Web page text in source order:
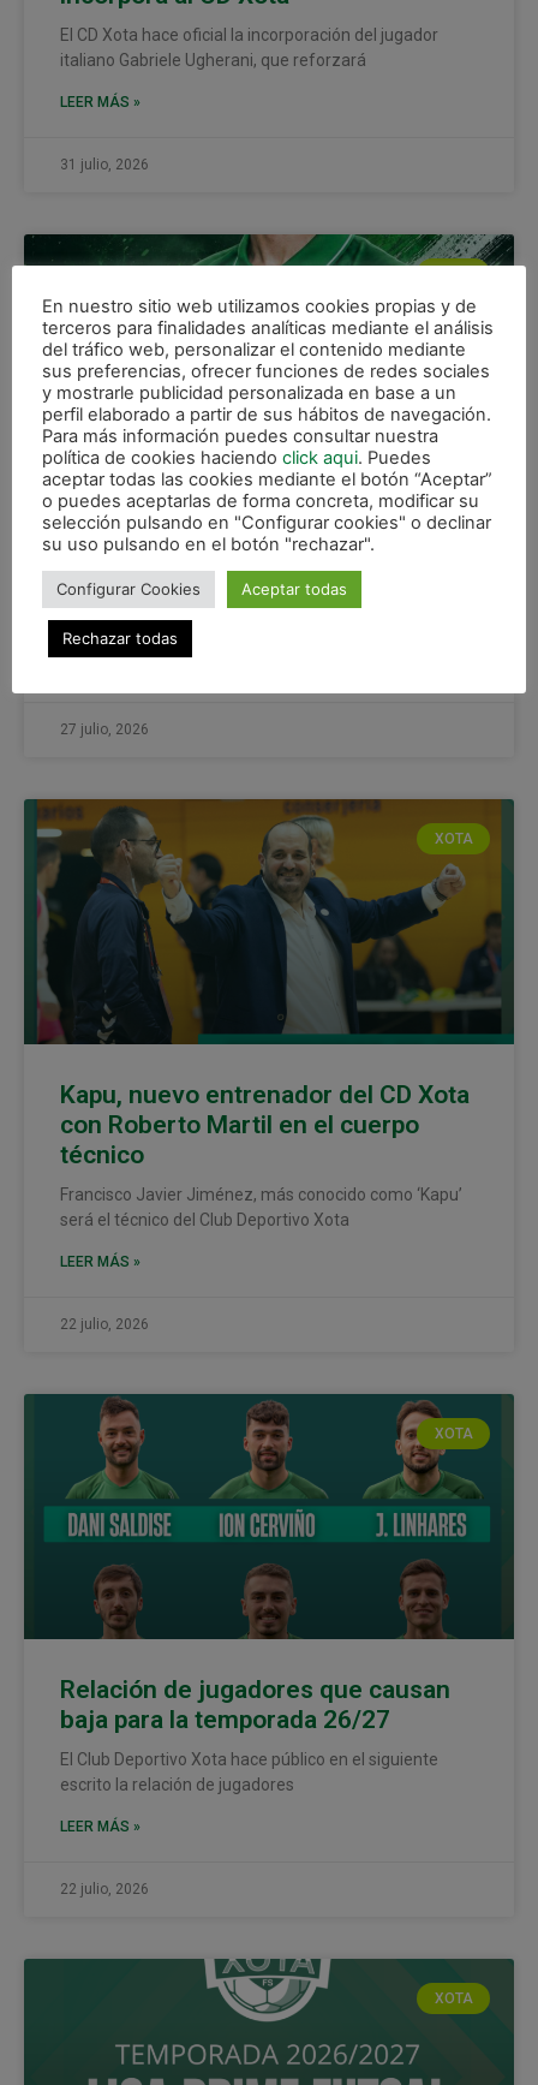
El CD Xota hace oficial la incorporación del jugador
italiano Gabriele Ugherani, que reforzará
LEER MÁS »
31 julio, 2026
Dávid Vatamaniuc, nuevo cierre del
CD Xota
El CD Xota hace oficial la incorporación de Dávid
Vatamaniuc-Bartha, internacional con la selección
27 julio, 2026
XOTA
Kapu, nuevo entrenador del CD Xota
con Roberto Martil en el cuerpo
técnico
Francisco Javier Jiménez, más conocido como ‘Kapu’
será el técnico del Club Deportivo Xota
LEER MÁS »
22 julio, 2026
XOTA
Relación de jugadores que causan
baja para la temporada 26/27
El Club Deportivo Xota hace público en el siguiente
escrito la relación de jugadores
LEER MÁS »
22 julio, 2026
XOTA
En nuestro sitio web utilizamos cookies propias y de
terceros para finalidades analíticas mediante el análisis
del tráfico web, personalizar el contenido mediante
sus preferencias, ofrecer funciones de redes sociales
y mostrarle publicidad personalizada en base a un
perfil elaborado a partir de sus hábitos de navegación.
Para más información puedes consultar nuestra
política de cookies haciendo click aqui. Puedes
aceptar todas las cookies mediante el botón “Aceptar”
o puedes aceptarlas de forma concreta, modificar su
selección pulsando en "Configurar cookies" o declinar
su uso pulsando en el botón "rechazar".
Configurar Cookies Aceptar todas
Rechazar todas